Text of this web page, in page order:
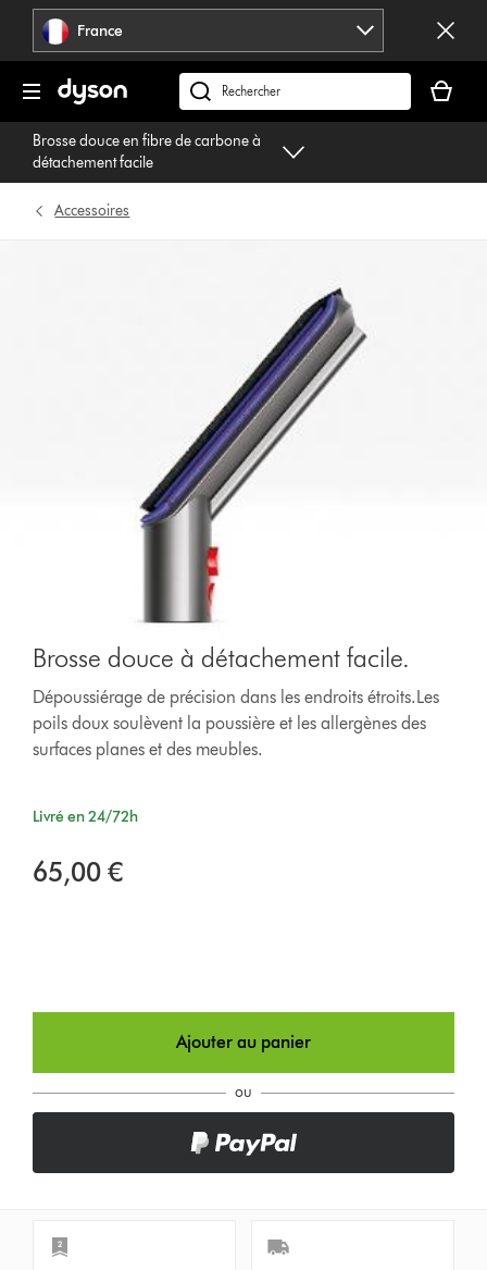
Sauter
pages
France
Rechercher
des
produits
panier
est
Brosse douce en fibre de carbone à
détachement facile
Accessoires
Brosse douce à détachement facile.
Dépoussiérage de précision dans les endroits étroits.Les
poils doux soulèvent la poussière et les allergènes des
surfaces planes et des meubles.
Livré en 24/72h
65,00 €
Ajouter au panier
ou